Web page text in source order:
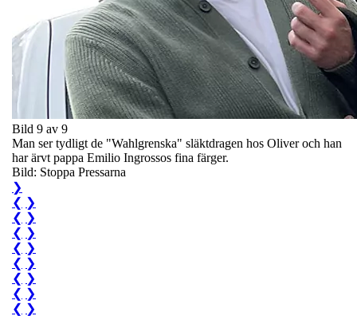
Bild 9 av 9
Man ser tydligt de "Wahlgrenska" släktdragen hos Oliver och han
har ärvt pappa Emilio Ingrossos fina färger.
Bild: Stoppa Pressarna
❯
❮ ❯
❮ ❯
❮ ❯
❮ ❯
❮ ❯
❮ ❯
❮ ❯
❮ ❯